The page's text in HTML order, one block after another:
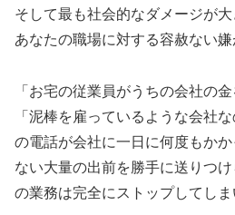
そして最も社会的なダメージが
あなたの職場に対する容赦ない嫌
「お宅の従業員がうちの会社の
「泥棒を雇っているような会社
の電話が会社に一日に何度もか
ない大量の出前を勝手に送りつ
の業務は完全にストップしてしま